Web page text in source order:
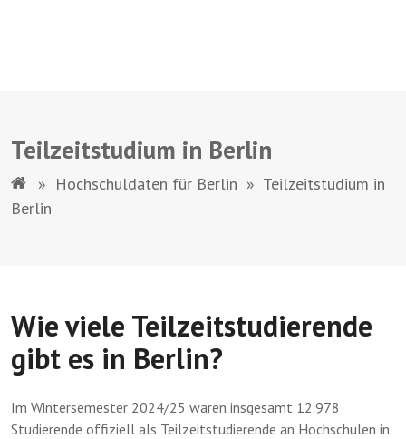
Teilzeitstudium in Berlin
» Hochschuldaten für Berlin » Teilzeitstudium in
Berlin
Wie viele Teilzeitstudierende
gibt es in Berlin?
Im Wintersemester 2024/25 waren insgesamt 12.978
Studierende offiziell als Teilzeitstudierende an Hochschulen in